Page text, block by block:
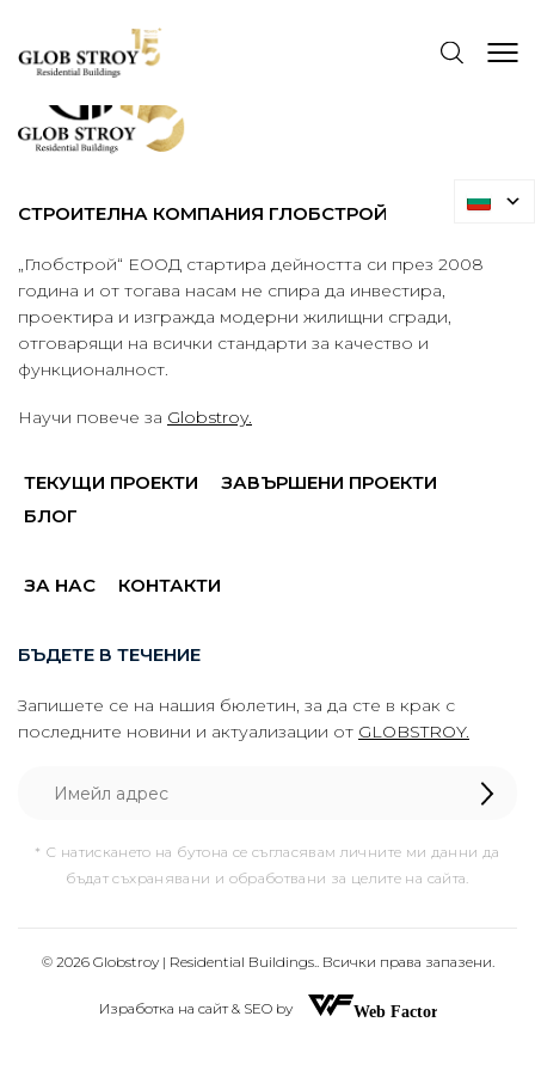
СТРОИТЕЛНА КОМПАНИЯ ГЛОБСТРОЙ
„Глобстрой“ ЕООД стартира дейността си през 2008
година и от тогава насам не спира да инвестира,
проектира и изгражда модерни жилищни сгради,
отговарящи на всички стандарти за качество и
функционалност.
Научи повече за Globstroy.
ТЕКУЩИ ПРОЕКТИ
ЗАВЪРШЕНИ ПРОЕКТИ
БЛОГ
ЗА НАС КОНТАКТИ
БЪДЕТЕ В ТЕЧЕНИЕ
Запишете се на нашия бюлетин, за да сте в крак с
последните новини и актуализации от GLOBSTROY.
* С натискането на бутона се съгласявам личните ми данни да
бъдат съхранявани и обработвани за целите на сайта.
© 2026 Globstroy | Residential Buildings.. Всички права запазени.
Изработка на сайт & SEO by